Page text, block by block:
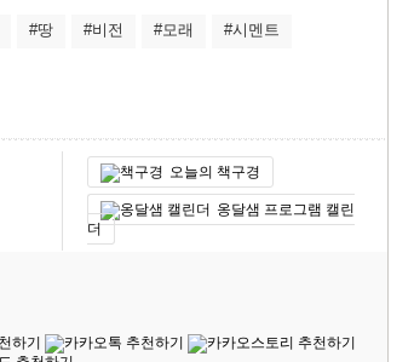
#땅 #비전 #모래 #시멘트
오늘의 책구경
옹달샘 프로그램 캘린
더